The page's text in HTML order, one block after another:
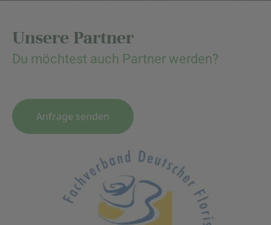
Unsere Partner
Du möchtest auch Partner werden?
Anfrage senden